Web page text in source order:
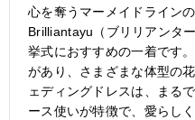
心を奪うマーメイドライン
Brilliantayu（ブリリアンタ
挙式におすすめの一着です
があり、さまざまな体型の
ェディングドレスは、まる
ース使いが特徴で、愛らし